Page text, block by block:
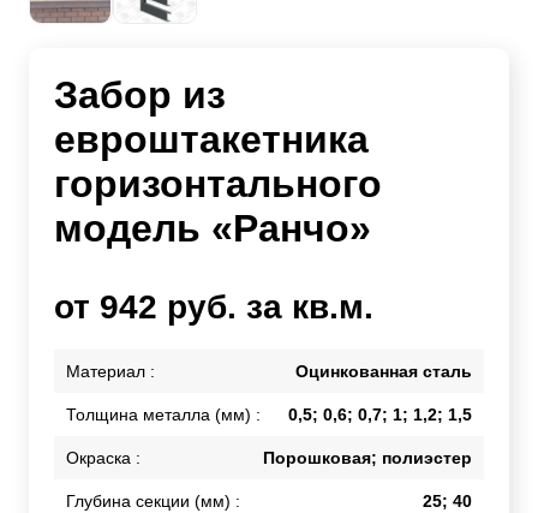
Забор из
евроштакетника
горизонтального
модель «Ранчо»
от 942 руб. за кв.м.
Материал : Оцинкованная сталь
Толщина металла (мм) : 0,5; 0,6; 0,7; 1; 1,2; 1,5
Окраска : Порошковая; полиэстер
Глубина секции (мм) : 25; 40